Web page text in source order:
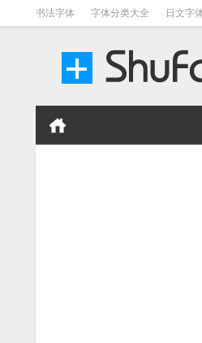
书法字体 字体分类大全 日文字